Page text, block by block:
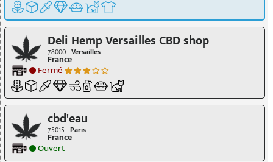
Deli Hemp Versailles CBD shop
78000 -Versailles
France
Fermé
cbd'eau
75015 -Paris
France
Ouvert